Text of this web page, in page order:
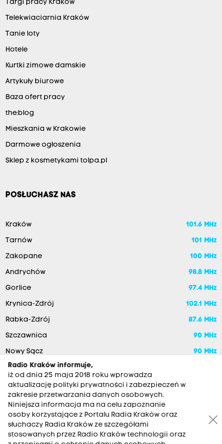
Targi pracy Kraków
Telekwiaciarnia Kraków
Tanie loty
Hotele
Kurtki zimowe damskie
Artykuły biurowe
Baza ofert pracy
the:blog
Mieszkania w Krakowie
Darmowe ogłoszenia
Sklep z kosmetykami tolpa.pl
POSŁUCHASZ NAS
Kraków 101.6 MHz
Tarnów 101 MHz
Zakopane 100 MHz
Andrychów 98.8 MHz
Gorlice 97.4 MHz
Krynica-Zdrój 102.1 MHz
Rabka-Zdrój 87.6 MHz
Szczawnica 90 MHz
Nowy Sącz 90 MHz
Radio Kraków informuje,
iż od dnia 25 maja 2018 roku wprowadza
aktualizację polityki prywatności i zabezpieczeń w
zakresie przetwarzania danych osobowych.
Niniejsza informacja ma na celu zapoznanie
osoby korzystające z Portalu Radia Kraków oraz
słuchaczy Radia Kraków ze szczegółami
stosowanych przez Radio Kraków technologii oraz